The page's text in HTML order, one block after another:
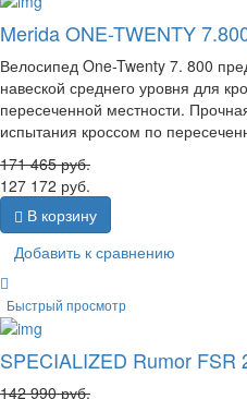
Merida ONE-TWENTY
Велосипед One-Twenty 7. 800
навеской среднего уровня для
пересеченной местности.
испытания кроссом по
171 465руб.
127 172 руб.
В корзину
Добавить к сравнению
Быстрый просмотр
SPECIALIZED Rumor FSR
142 990руб.